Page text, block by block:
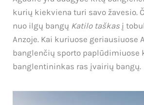
kurių kiekviena turi savo žavesio.
nuo ilgų bangų Katilo taškas į
Anzoje. Kai kuriuose geriausiuose
banglenčių sporto paplūdimiuose
banglentininkas ras įvairių bangų.